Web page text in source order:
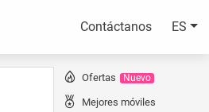
Contáctanos ES
Ofertas Nuevo
Mejores móviles